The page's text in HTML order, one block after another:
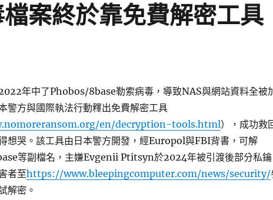
案終於靠免費解密工具
年中了Phobos/8base勒索病毒，導致NAS與網站資料全被
警方與國際執法行動釋出免費解密工具
en/decryption-tools.html），成功救
想哭。該工具由日本警方開發，經Europol與FBI背書，可解
等副檔名，主嫌Evgenii Ptitsyn於2024年被引渡後部分私鑰
者至https://www.bleepingcomputer.com/news/security/
解密。